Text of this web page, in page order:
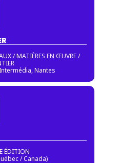
/ MATIÈRES EN ŒUVRE /
Nantes
ÉDITION
/ Canada)